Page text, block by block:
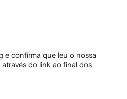
e confirma que leu o nossa
do link ao final dos